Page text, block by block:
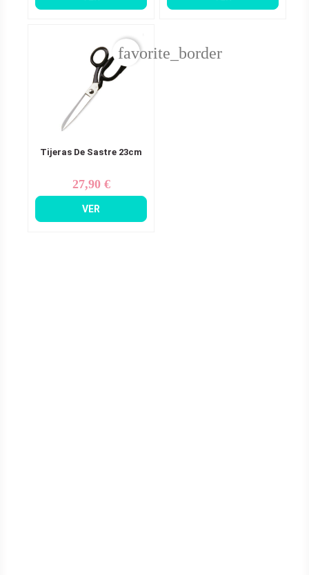
Tijeras De Sastre 23cm
Precio
27,90 €
VER
favorite_border